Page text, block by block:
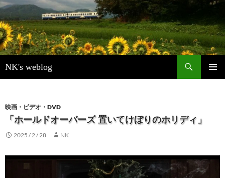
NK's weblog
索
ン
ツ
ス
映画・ビデオ・DVD
「ホールドオーバーズ 置いてけぼりのホリディ」
2025 / 2 / 28 NK